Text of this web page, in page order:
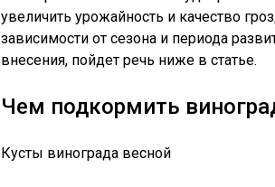
увеличить урожайность и качество
зависимости от сезона и периода
внесения, пойдет речь ниже в статье.
Чем подкормить
Кусты винограда весной